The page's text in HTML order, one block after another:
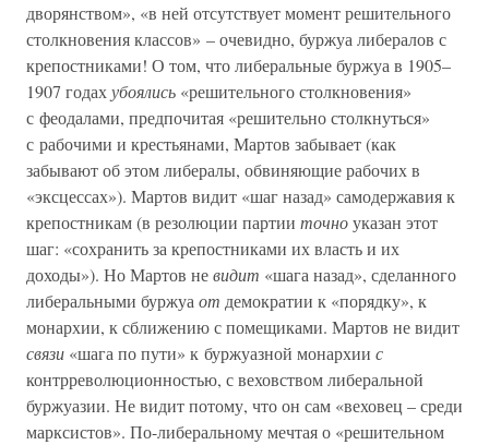
дворянством», «в ней отсутствует момент решительного
столкновения классов» – очевидно, буржуа либералов с
крепостниками! О том, что либеральные буржуа в 1905–
1907 годахубоялись «решительного столкновения»
с феодалами, предпочитая «решительно столкнуться»
с рабочими и крестьянами, Мартов забывает (как
забывают об этом либералы, обвиняющие рабочих в
«эксцессах»). Мартов видит «шаг назад» самодержавия к
крепостникам (в резолюции партии точноуказан этот
шаг: «сохранить за крепостниками их власть и их
доходы»). Но Мартов невидит «шага назад», сделанного
либеральными буржуа от демократии к «порядку», к
монархии, к сближению с помещиками. Мартов не видит
связи «шага по пути» к буржуазной монархии с
контрреволюционностью, с веховством либеральной
буржуазии. Не видит потому, что он сам «веховец – среди
марксистов». По-либеральному мечтая о «решительном